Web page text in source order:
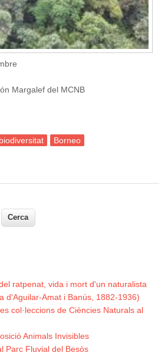
Margalef del MCNB
biodiversitat
Borneo
ratpenat, vida i mort d'un naturalista
d'Aguilar-Amat i Banús, 1882-1936)
col·leccions de Ciències Naturals al
Animals Invisibles
Parc Fluvial del Besòs